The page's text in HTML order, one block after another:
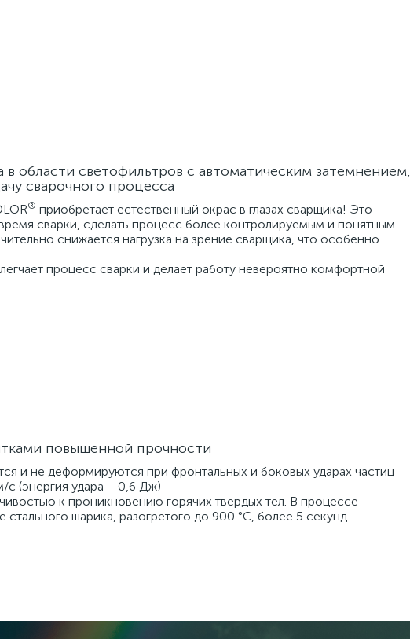
в области светофильтров с автоматическим затемнением,
сварочного процесса
® приобретает естественный окрас в глазах сварщика! Это
сварки, сделать процесс более контролируемым и понятным
снижается нагрузка на зрение сварщика, что особенно
процесс сварки и делает работу невероятно комфортной
повышенной прочности
и не деформируются при фронтальных и боковых ударах частиц
(энергия удара – 0,6 Дж)
к проникновению горячих твердых тел. В процессе
шарика, разогретого до 900 °С, более 5 секунд